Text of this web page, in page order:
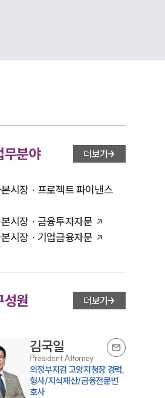
무분야 더보기
시장 · 프로젝트 파이낸스
시장 · 금융투자자문
시장 · 기업금융자문
성원 더보기
김국일
President Attorney
의정부지검 고양지청장 경력,
형사/지식재산/금융전문변
호사